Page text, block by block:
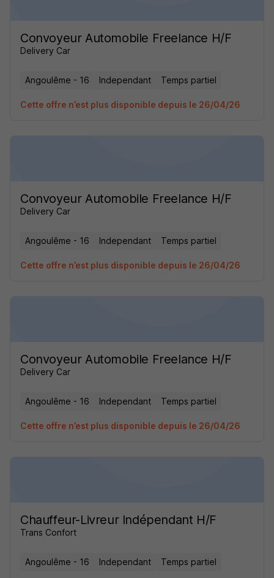
Convoyeur Automobile Freelance H/F
Delivery Car
Angoulême - 16 Independant Temps partiel
Cette offre n’est plus disponible depuis le 26/04/26
Convoyeur Automobile Freelance H/F
Delivery Car
Angoulême - 16 Independant Temps partiel
Cette offre n’est plus disponible depuis le 26/04/26
Convoyeur Automobile Freelance H/F
Delivery Car
Angoulême - 16 Independant Temps partiel
Cette offre n’est plus disponible depuis le 26/04/26
Chauffeur-Livreur Indépendant H/F
Trans Confort
Angoulême - 16 Independant Temps partiel